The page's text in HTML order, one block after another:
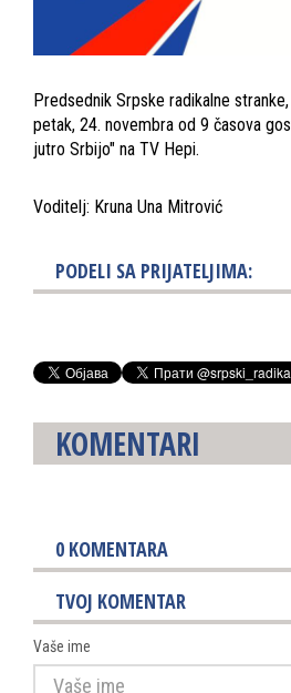
Predsednik Srpske radikalne
petak, 24. novembra od 9 časova
jutro Srbijo" na TV Hepi.
Voditelj: Kruna Una Mitrović
PODELI SA PRIJATELJIMA:
KOMENTARI
0 KOMENTARA
TVOJ KOMENTAR
Vaše ime